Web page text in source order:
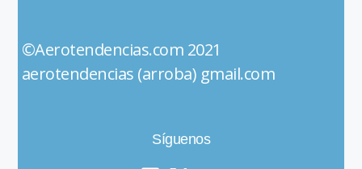
©Aerotendencias.com 2021
aerotendencias (arroba) gmail.com
Síguenos